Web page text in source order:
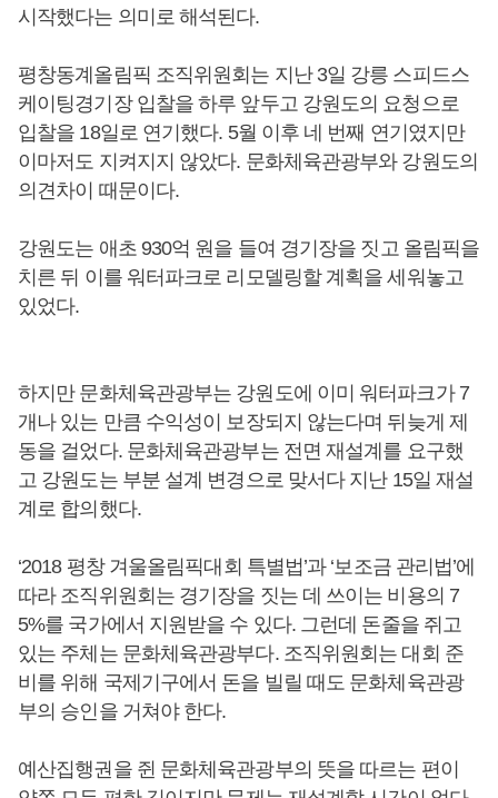
시작했다는 의미로 해석된다.
평창동계올림픽 조직위원회는 지난 3일 강릉 스피드스
케이팅경기장 입찰을 하루 앞두고 강원도의 요청으로
입찰을 18일로 연기했다. 5월 이후 네 번째 연기였지만
이마저도 지켜지지 않았다. 문화체육관광부와 강원도의
의견차이 때문이다.
강원도는 애초 930억 원을 들여 경기장을 짓고 올림픽을
치른 뒤 이를 워터파크로 리모델링할 계획을 세워놓고
있었다.
하지만 문화체육관광부는 강원도에 이미 워터파크가 7
개나 있는 만큼 수익성이 보장되지 않는다며 뒤늦게 제
동을 걸었다. 문화체육관광부는 전면 재설계를 요구했
고 강원도는 부분 설계 변경으로 맞서다 지난 15일 재설
계로 합의했다.
‘2018 평창 겨울올림픽대회 특별법’과 ‘보조금 관리법’에
따라 조직위원회는 경기장을 짓는 데 쓰이는 비용의 7
5%를 국가에서 지원받을 수 있다. 그런데 돈줄을 쥐고
있는 주체는 문화체육관광부다. 조직위원회는 대회 준
비를 위해 국제기구에서 돈을 빌릴 때도 문화체육관광
부의 승인을 거쳐야 한다.
예산집행권을 쥔 문화체육관광부의 뜻을 따르는 편이